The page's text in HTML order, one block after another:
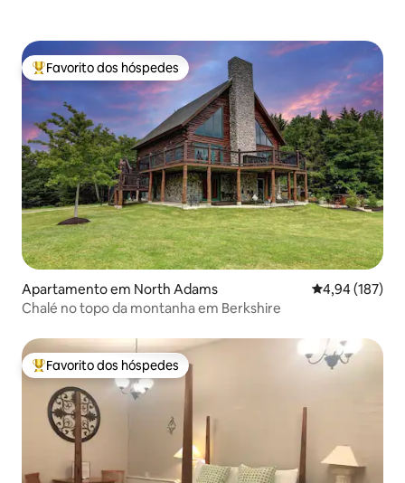
Favoritos dos hóspedes mais apreciados
Favorito dos hóspedes
Apartamento em North Adams Classificação
4,94 (187)
Chalé no topo da montanha em Berkshire
Favoritos dos hóspedes mais apreciados
Favorito dos hóspedes